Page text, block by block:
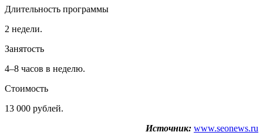
Длительность программы
2 недели.
Занятость
4–8 часов в неделю.
Стоимость
13 000 рублей.
Источник: www.seonews.ru